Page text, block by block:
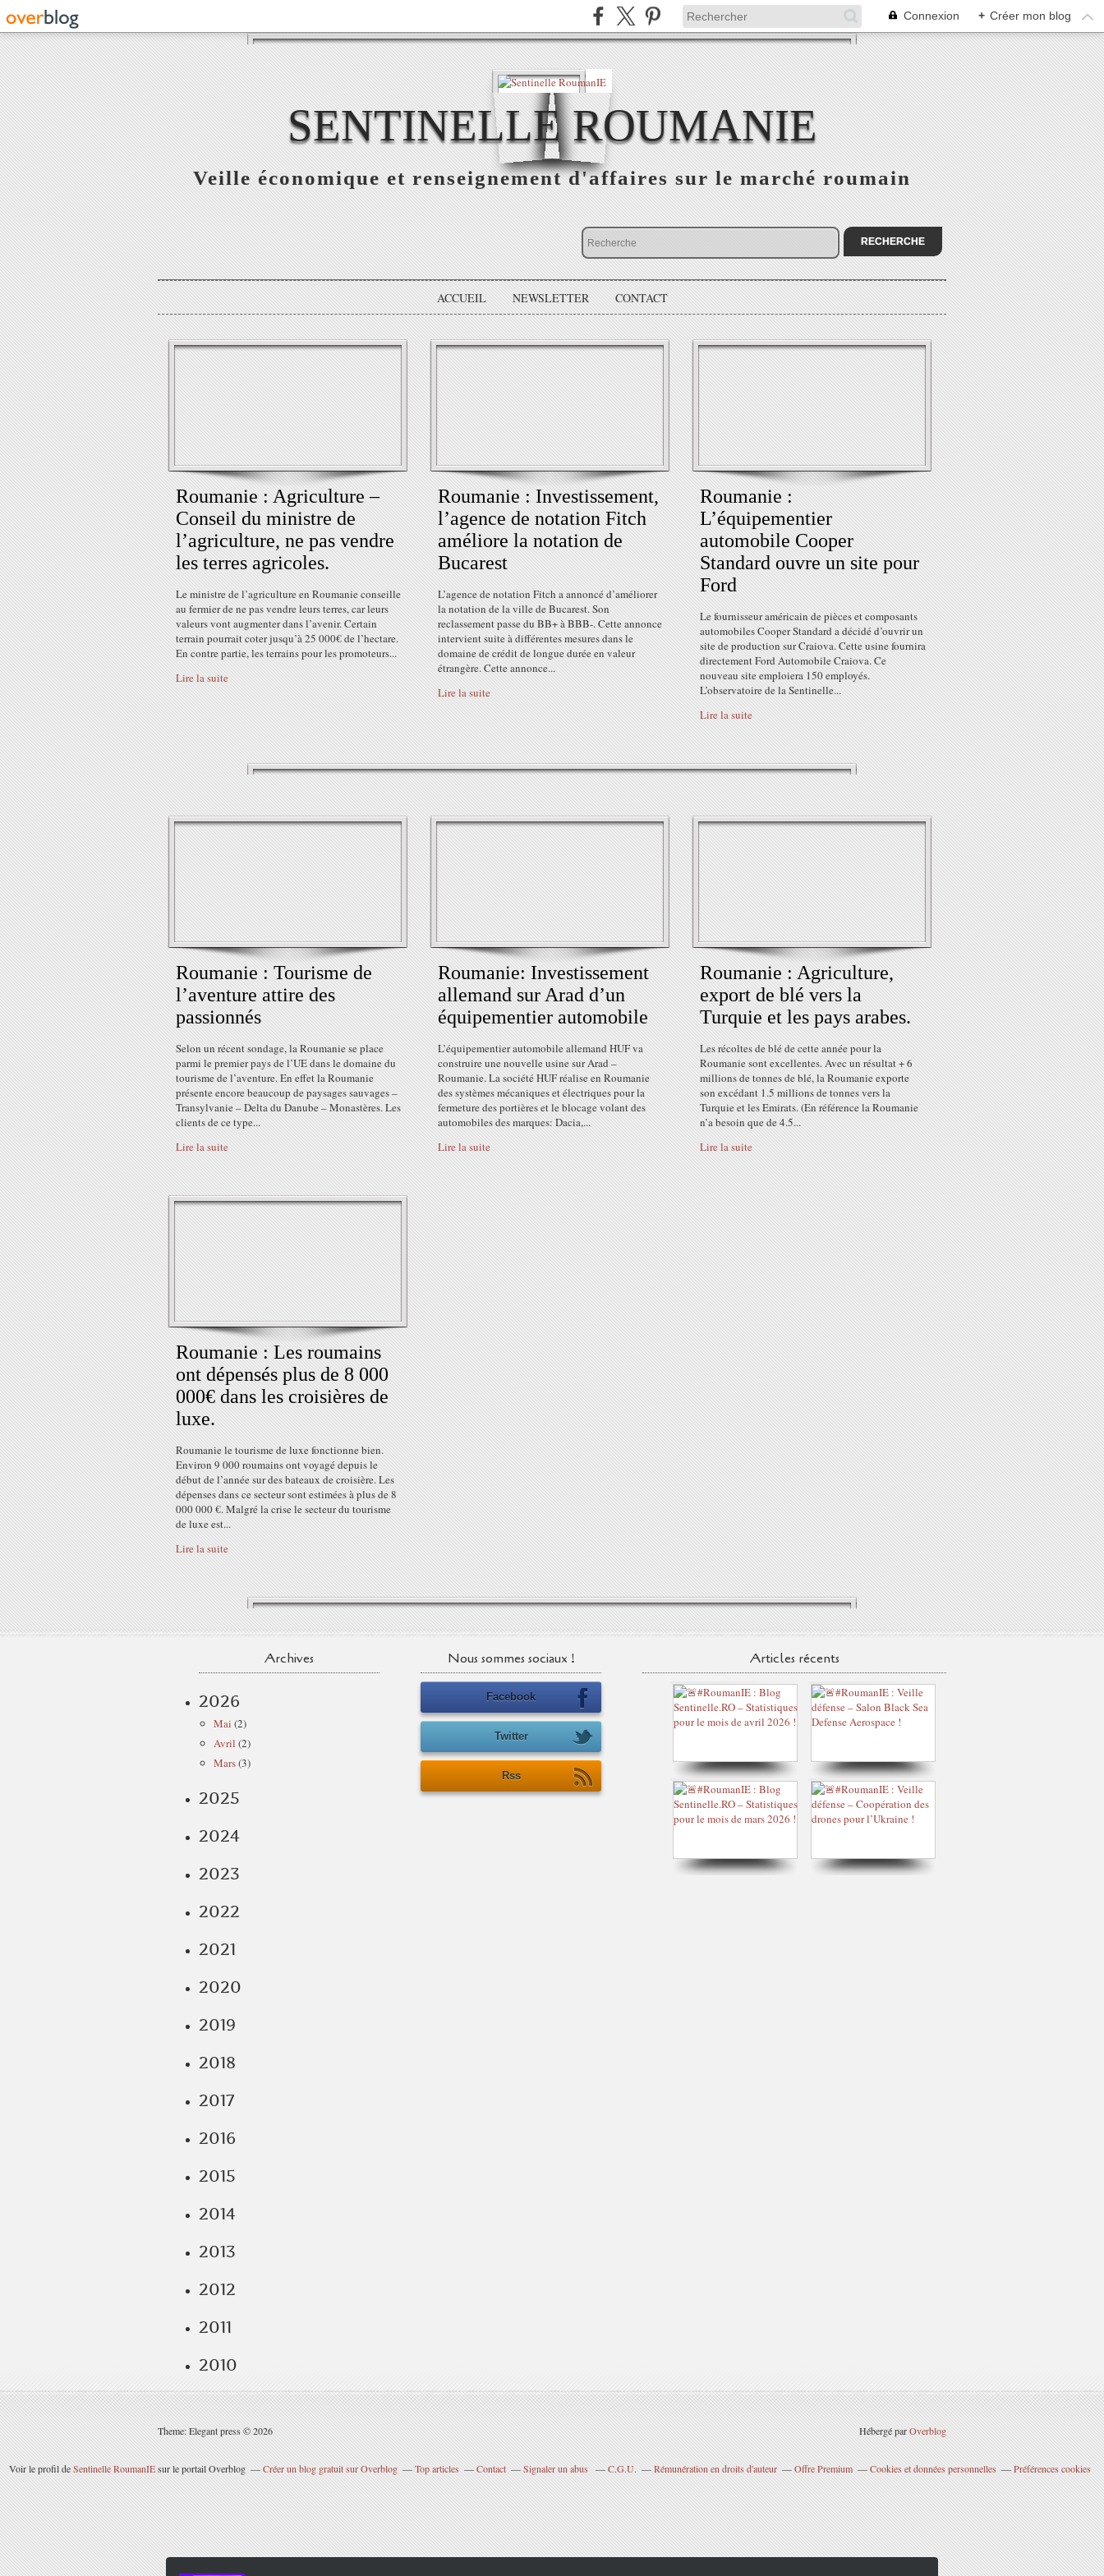
Connexion + Créer mon blog
SENTINELLE ROUMANIE
Veille économique et renseignement d'affaires sur le marché roumain
ACCUEIL NEWSLETTER CONTACT
Roumanie : Agriculture –
Conseil du ministre de
l’agriculture, ne pas vendre
les terres agricoles.
Le ministre de l’agriculture en Roumanie conseille
au fermier de ne pas vendre leurs terres, car leurs
valeurs vont augmenter dans l’avenir. Certain
terrain pourrait coter jusqu’à 25 000€ de l’hectare.
En contre partie, les terrains pour les promoteurs...
Lire la suite
Roumanie : Investissement,
l’agence de notation Fitch
améliore la notation de
Bucarest
L’agence de notation Fitch a annoncé d’améliorer
la notation de la ville de Bucarest. Son
reclassement passe du BB+ à BBB-. Cette annonce
intervient suite à différentes mesures dans le
domaine de crédit de longue durée en valeur
étrangère. Cette annonce...
Lire la suite
Roumanie :
L’équipementier
automobile Cooper
Standard ouvre un site pour
Ford
Le fournisseur américain de pièces et composants
automobiles Cooper Standard a décidé d’ouvrir un
site de production sur Craiova. Cette usine fournira
directement Ford Automobile Craiova. Ce
nouveau site emploiera 150 employés.
L’observatoire de la Sentinelle...
Lire la suite
Roumanie : Tourisme de
l’aventure attire des
passionnés
Selon un récent sondage, la Roumanie se place
parmi le premier pays de l’UE dans le domaine du
tourisme de l’aventure. En effet la Roumanie
présente encore beaucoup de paysages sauvages –
Transylvanie – Delta du Danube – Monastères. Les
clients de ce type...
Lire la suite
Roumanie: Investissement
allemand sur Arad d’un
équipementier automobile
L’équipementier automobile allemand HUF va
construire une nouvelle usine sur Arad –
Roumanie. La société HUF réalise en Roumanie
des systèmes mécaniques et électriques pour la
fermeture des portières et le blocage volant des
automobiles des marques: Dacia,...
Lire la suite
Roumanie : Agriculture,
export de blé vers la
Turquie et les pays arabes.
Les récoltes de blé de cette année pour la
Roumanie sont excellentes. Avec un résultat + 6
millions de tonnes de blé, la Roumanie exporte
son excédant 1.5 millions de tonnes vers la
Turquie et les Emirats. (En référence la Roumanie
n’a besoin que de 4.5...
Lire la suite
Roumanie : Les roumains
ont dépensés plus de 8 000
000€ dans les croisières de
luxe.
Roumanie le tourisme de luxe fonctionne bien.
Environ 9 000 roumains ont voyagé depuis le
début de l’année sur des bateaux de croisière. Les
dépenses dans ce secteur sont estimées à plus de 8
000 000 €. Malgré la crise le secteur du tourisme
de luxe est...
Lire la suite
Archives
2026
Mai (2)
Avril (2)
Mars(3)
2025
2024
2023
2022
2021
2020
2019
2018
2017
2016
2015
2014
2013
2012
2011
2010
Nous sommes sociaux !
Facebook
Twitter
Rss
Articles récents
Theme: Elegant press © 2026 Hébergé parOverblog
Voir le profil deSentinelle RoumanIEsur le portail Overblog Créer un blog gratuit sur Overblog Top articles Contact Signaler un abus C.G.U. Rémunération en droits d'auteur Offre Premium Cookies et données personnelles Préférences cookies